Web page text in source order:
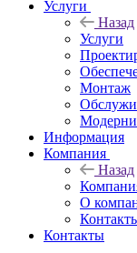
Услуги
Назад
Услуги
Монтаж
Информация
Компания
Назад
О
Контакты